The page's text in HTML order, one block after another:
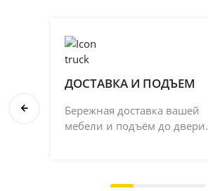
ДОСТАВКА И ПОДЪЕМ
Бережная доставка вашей
мебели и подъём до двери.